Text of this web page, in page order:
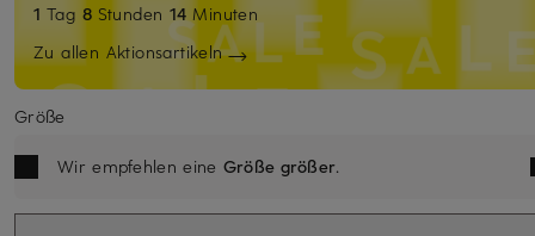
1 Tag 8 Stunden 14 Minuten
Zu allen Aktionsartikeln
Größe
Wir empfehlen eine Größe größer.